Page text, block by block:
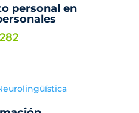
personal en